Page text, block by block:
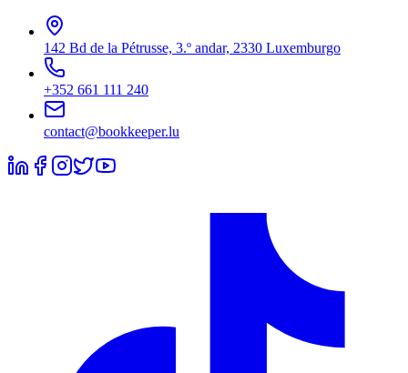
142 Bd de la Pétrusse, 3.º andar, 2330 Luxemburgo
+352 661 111 240
contact@bookkeeper.lu